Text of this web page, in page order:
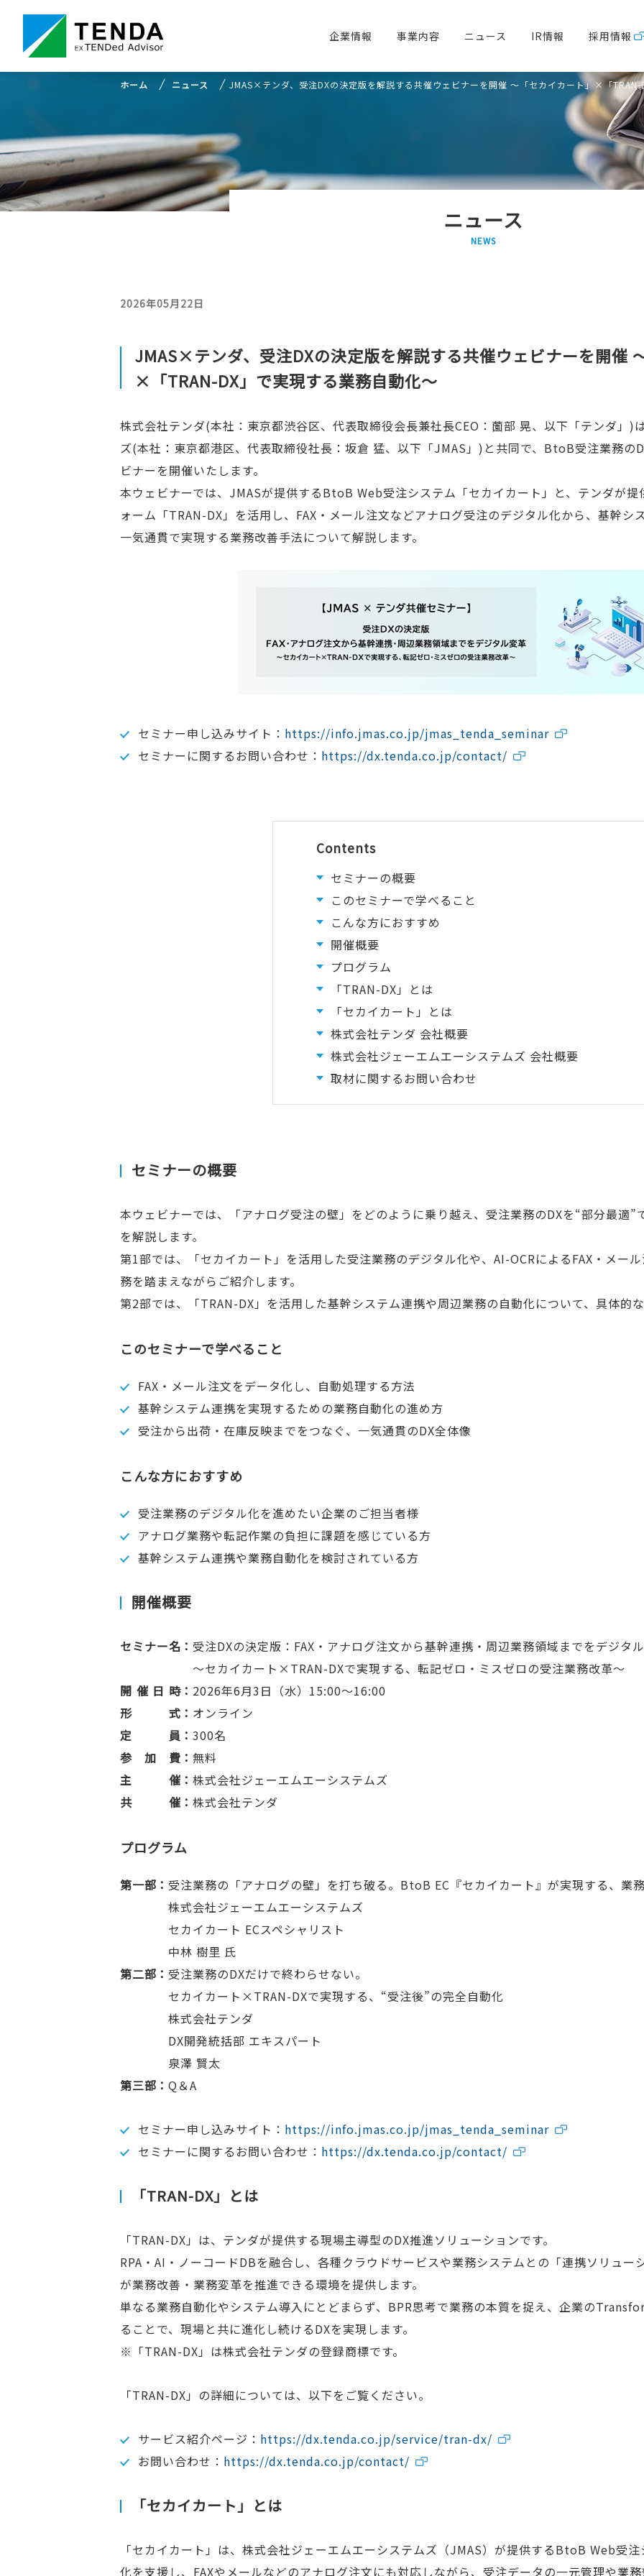
企業情報 事業内容 ニュース IR情報 採用情報
ホーム ニュース JMAS×テンダ、受注DXの決定版を解説する共催ウェビナーを開催 ～「セカイカート」×「
ニュース
NEWS
2026年05月22日
JMAS×テンダ、受注DXの決定版を解説する共催ウェビナーを開催
×「TRAN-DX」で実現する業務自動化～
株式会社テンダ(本社：東京都渋谷区、代表取締役会長兼社長CEO：薗部 晃、以下「テンダ」)
ズ(本社：東京都港区、代表取締役社長：坂倉 猛、以下「JMAS」)と共同で、BtoB受注業務の
ビナーを開催いたします。
本ウェビナーでは、JMASが提供するBtoB Web受注システム「セカイカート」と、テンダが提
ォーム「TRAN-DX」を活用し、FAX・メール注文などアナログ受注のデジタル化から、基幹シ
一気通貫で実現する業務改善手法について解説します。
セミナー申し込みサイト： https://info.jmas.co.jp/jmas_tenda_seminar
セミナーに関するお問い合わせ： https://dx.tenda.co.jp/contact/
Contents
セミナーの概要
このセミナーで学べること
こんな方におすすめ
開催概要
プログラム
「TRAN-DX」とは
「セカイカート」とは
株式会社テンダ 会社概要
株式会社ジェーエムエーシステムズ 会社概要
取材に関するお問い合わせ
セミナーの概要
本ウェビナーでは、「アナログ受注の壁」をどのように乗り越え、受注業務のDXを“部分最適
を解説します。
第1部では、「セカイカート」を活用した受注業務のデジタル化や、AI-OCRによるFAX・メー
務を踏まえながらご紹介します。
第2部では、「TRAN-DX」を活用した基幹システム連携や周辺業務の自動化について、具体的
このセミナーで学べること
FAX・メール注文をデータ化し、自動処理する方法
基幹システム連携を実現するための業務自動化の進め方
受注から出荷・在庫反映までをつなぐ、一気通貫のDX全体像
こんな方におすすめ
受注業務のデジタル化を進めたい企業のご担当者様
アナログ業務や転記作業の負担に課題を感じている方
基幹システム連携や業務自動化を検討されている方
開催概要
セミナー名
受注DXの決定版：FAX・アナログ注文から基幹連携・周辺業務領域までをデジタ
～セカイカート×TRAN-DXで実現する、転記ゼロ・ミスゼロの受注業務改革～
開催日時
2026年6月3日（水）15:00～16:00
形式
オンライン
定員
300名
参加費
無料
主催
株式会社ジェーエムエーシステムズ
共催
株式会社テンダ
プログラム
第一部
受注業務の「アナログの壁」を打ち破る。BtoB EC『セカイカート』が実現する、業
株式会社ジェーエムエーシステムズ
セカイカート ECスペシャリスト
中林 樹里 氏
第二部
受注業務のDXだけで終わらせない。
セカイカート×TRAN-DXで実現する、“受注後”の完全自動化
株式会社テンダ
DX開発統括部 エキスパート
泉澤 賢太
第三部
Q＆A
セミナー申し込みサイト： https://info.jmas.co.jp/jmas_tenda_seminar
セミナーに関するお問い合わせ： https://dx.tenda.co.jp/contact/
「TRAN-DX」とは
「TRAN-DX」は、テンダが提供する現場主導型のDX推進ソリューションです。
RPA・AI・ノーコードDBを融合し、各種クラウドサービスや業務システムとの「連携ソリュー
が業務改善・業務変革を推進できる環境を提供します。
単なる業務自動化やシステム導入にとどまらず、BPR思考で業務の本質を捉え、企業の
ることで、現場と共に進化し続けるDXを実現します。
※「TRAN-DX」は株式会社テンダの登録商標です。
「TRAN-DX」の詳細については、以下をご覧ください。
サービス紹介ページ： https://dx.tenda.co.jp/service/tran-dx/
お問い合わせ： https://dx.tenda.co.jp/contact/
「セカイカート」とは
「セカイカート」は、株式会社ジェーエムエーシステムズ（JMAS）が提供するBtoB Web受
化を支援し、FAXやメールなどのアナログ注文にも対応しながら、受注データの一元管理や業務